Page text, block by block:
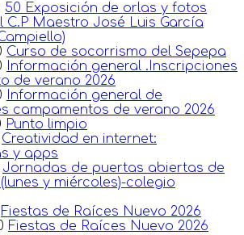
50 Exposición de orlas y fotos
C.P Maestro José Luis García
Curso de socorrismo del Sepepa
Información general .Inscripciones
de verano 2026
Información general de
campamentos de verano 2026
Punto limpio
Creatividad en internet:
y apps
Jornadas de puertas abiertas de
y miércoles)-colegio
Fiestas de Raíces Nuevo 2026
Fiestas de Raíces Nuevo 2026